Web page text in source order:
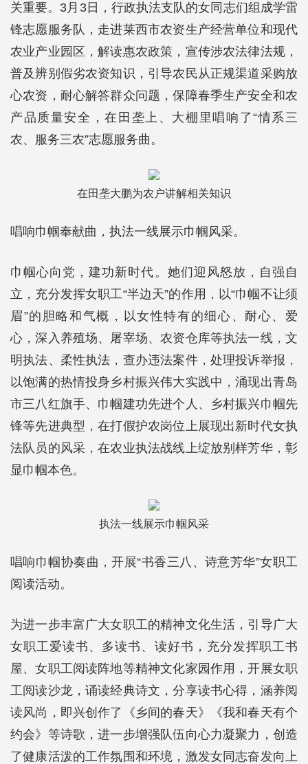
关重要。3月3日，行政执法支队的女同志们组成学雷
锋志愿服务队，走进莱西市农资生产经营单位和现代
农业产业园区，解读惠农政策，宣传涉农法律法规，
普及辨别假劣农资知识，引导农民从正规渠道采购放
心农资，耐心解答群众问题，保障春季生产安全和农
产品质量安全，在田垄上、大棚里唱响了“情系三
农、服务三农”志愿服务曲。
在田垄大鹏为农户讲解相关知识
唱响巾帼奉献曲，执法一线展示巾帼风采。
巾帼心向党，建功新时代。她们迎风怒放，自强自
立，充分发挥女职工“半边天”的作用，以“巾帼不让须
眉”的胆略和气概，以女性特有的细心、耐心、爱
心，深入养殖场、屠宰场、农资仓库等执法一线，文
明执法、柔性执法，查办违法案件，处理投诉举报，
以饱满的热情投身乡村振兴伟大实践中，涌现出青岛
市三八红旗手、巾帼建功先进个人、乡村振兴巾帼先
锋等先进典型，在打假护农岗位上展现出新时代女执
法队员的风采，在农业执法战线上绽放别样芳华，彰
显巾帼本色。
执法一线展示巾帼风采
唱响巾帼协奏曲，开展“书香三八、诗意芳华”女职工
阅读活动。
为进一步丰富广大女职工的精神文化生活，引导广大
女职工爱读书、多读书、读好书，充分发挥职工书
屋、女职工阅读阵地等精神文化家园作用，开展女职
工阅读沙龙，诵读经典诗文，分享读书心得，涵养阅
读风尚，即兴创作了《乡间的春天》《我和春天有个
约会》等诗歌，进一步增强队伍向心力凝聚力，创造
了健康活泼的工作氛围和环境，激发女同志奋发向上